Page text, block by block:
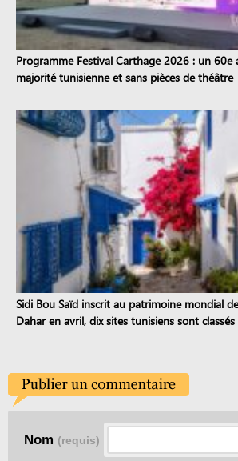
Programme Festival Carthage 2026 : un 60e
majorité tunisienne et sans pièces de théâtre
Sidi Bou Saïd inscrit au patrimoine mondial
Dahar en avril, dix sites tunisiens sont classés
Nom (requis)